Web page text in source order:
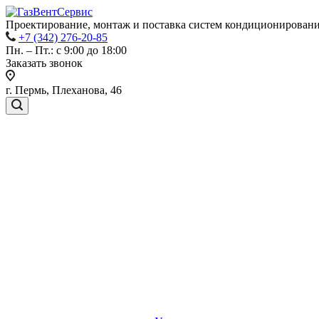
Проектирование, монтаж и поставка систем
+7 (342) 276-20-85
Пн. – Пт.: с 9:00 до 18:00
Заказать звонок
г. Пермь, Плеханова, 46